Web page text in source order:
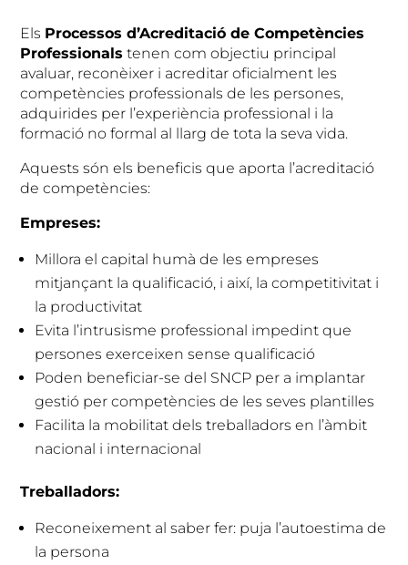
Els Processos d’Acreditació de Competències
Professionals tenen com objectiu principal
avaluar, reconèixer i acreditar oficialment les
competències professionals de les persones,
adquirides per l’experiència professional i la
formació no formal al llarg de tota la seva vida.
Aquests són els beneficis que aporta l’acreditació
de competències:
Empreses:
Millora el capital humà de les empreses
mitjançant la qualificació, i així, la competitivitat i
la productivitat
Evita l’intrusisme professional impedint que
persones exerceixen sense qualificació
Poden beneficiar-se del SNCP per a implantar
gestió per competències de les seves plantilles
Facilita la mobilitat dels treballadors en l’àmbit
nacional i internacional
Treballadors:
Reconeixement al saber fer: puja l’autoestima de
la persona